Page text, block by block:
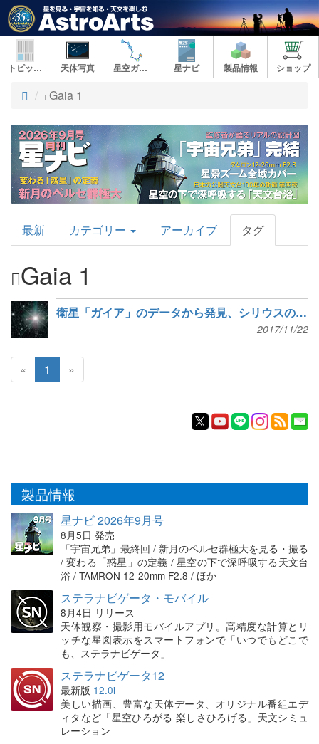
トピックス 天体写真 星空ガイド 星ナビ 製品情報 ショップ
ト
プ
Gaia 1
AstroArts
Topics
最新 カテゴリー アーカイブ タグ
Gaia 1
衛星「ガイア」のデータから発見、シリウスの隣の新星団
2017/11/22
« 1 »
製品情報
星ナビ 2026年9月号
8月5日 発売
「宇宙兄弟」最終回 / 新月のペルセ群極大を見る・撮る
/ 変わる「惑星」の定義 / 星空の下で深呼吸する天文台
浴 / TAMRON 12-20mm F2.8 / ほか
ステラナビゲータ・モバイル
8月4日 リリース
天体観察・撮影用モバイルアプリ。高精度な計算とリ
ッチな星図表示をスマートフォンで「いつでもどこで
も、ステラナビゲータ」
ステラナビゲータ12
最新版 12.0i
美しい描画、豊富な天体データ、オリジナル番組エデ
ィタなど「星空ひろがる 楽しさひろげる」天文シミュ
レーション